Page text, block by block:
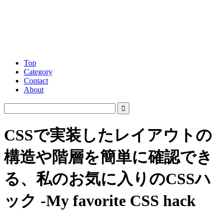
Top
Category
Contact
About
CSSで実装したレイアウトの
構造や階層を簡単に確認でき
る、私のお気に入りのCSSハ
ック -My favorite CSS hack